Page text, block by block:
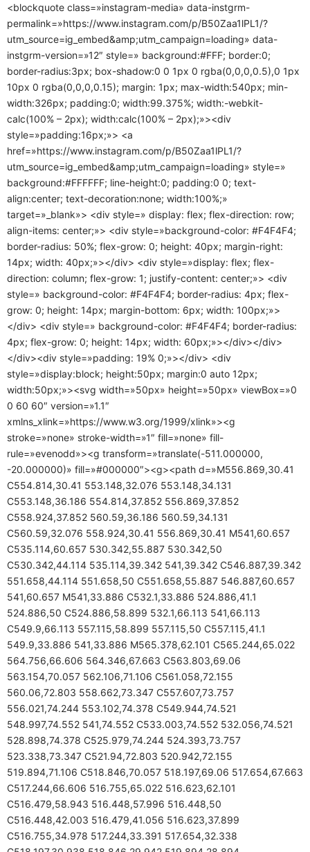
<blockquote class=»instagram-media» data-instgrm-
permalink=»https://www.instagram.com/p/B50Zaa1lPL1/?
utm_source=ig_embed&amp;utm_campaign=loading» data-
instgrm-version=»12″ style=» background:#FFF; border:0;
border-radius:3px; box-shadow:0 0 1px 0 rgba(0,0,0,0.5),0 1px
10px 0 rgba(0,0,0,0.15); margin: 1px; max-width:540px; min-
width:326px; padding:0; width:99.375%; width:-webkit-
calc(100% – 2px); width:calc(100% – 2px);»><div
style=»padding:16px;»> <a
href=»https://www.instagram.com/p/B50Zaa1lPL1/?
utm_source=ig_embed&amp;utm_campaign=loading» style=»
background:#FFFFFF; line-height:0; padding:0 0; text-
align:center; text-decoration:none; width:100%;»
target=»_blank»> <div style=» display: flex; flex-direction: row;
align-items: center;»> <div style=»background-color: #F4F4F4;
border-radius: 50%; flex-grow: 0; height: 40px; margin-right:
14px; width: 40px;»></div> <div style=»display: flex; flex-
direction: column; flex-grow: 1; justify-content: center;»> <div
style=» background-color: #F4F4F4; border-radius: 4px; flex-
grow: 0; height: 14px; margin-bottom: 6px; width: 100px;»>
</div> <div style=» background-color: #F4F4F4; border-radius:
4px; flex-grow: 0; height: 14px; width: 60px;»></div></div>
</div><div style=»padding: 19% 0;»></div> <div
style=»display:block; height:50px; margin:0 auto 12px;
width:50px;»><svg width=»50px» height=»50px» viewBox=»0
0 60 60″ version=»1.1″
xmlns_xlink=»https://www.w3.org/1999/xlink»><g
stroke=»none» stroke-width=»1″ fill=»none» fill-
rule=»evenodd»><g transform=»translate(-511.000000,
-20.000000)» fill=»#000000″><g><path d=»M556.869,30.41
C554.814,30.41 553.148,32.076 553.148,34.131
C553.148,36.186 554.814,37.852 556.869,37.852
C558.924,37.852 560.59,36.186 560.59,34.131
C560.59,32.076 558.924,30.41 556.869,30.41 M541,60.657
C535.114,60.657 530.342,55.887 530.342,50
C530.342,44.114 535.114,39.342 541,39.342 C546.887,39.342
551.658,44.114 551.658,50 C551.658,55.887 546.887,60.657
541,60.657 M541,33.886 C532.1,33.886 524.886,41.1
524.886,50 C524.886,58.899 532.1,66.113 541,66.113
C549.9,66.113 557.115,58.899 557.115,50 C557.115,41.1
549.9,33.886 541,33.886 M565.378,62.101 C565.244,65.022
564.756,66.606 564.346,67.663 C563.803,69.06
563.154,70.057 562.106,71.106 C561.058,72.155
560.06,72.803 558.662,73.347 C557.607,73.757
556.021,74.244 553.102,74.378 C549.944,74.521
548.997,74.552 541,74.552 C533.003,74.552 532.056,74.521
528.898,74.378 C525.979,74.244 524.393,73.757
523.338,73.347 C521.94,72.803 520.942,72.155
519.894,71.106 C518.846,70.057 518.197,69.06 517.654,67.663
C517.244,66.606 516.755,65.022 516.623,62.101
C516.479,58.943 516.448,57.996 516.448,50
C516.448,42.003 516.479,41.056 516.623,37.899
C516.755,34.978 517.244,33.391 517.654,32.338